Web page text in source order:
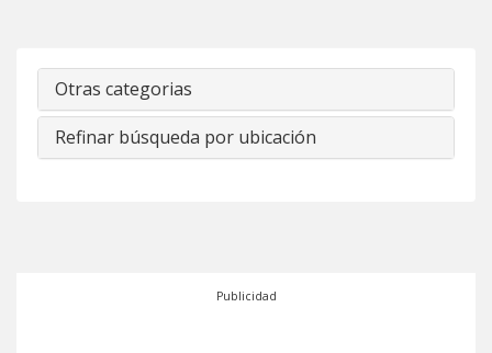
Otras categorias
Refinar búsqueda por ubicación
Publicidad